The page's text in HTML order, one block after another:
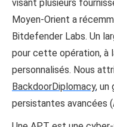
visant plusieurs
Moyen-Orient a
Bitdefender Labs. Un
pour cette opération, à
personnalisés. Nous
BackdoorDiplomacy, un
persistantes avancées